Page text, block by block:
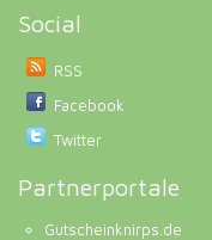
Social
RSS
Facebook
Twitter
Partnerportale
Gutscheinknirps.de